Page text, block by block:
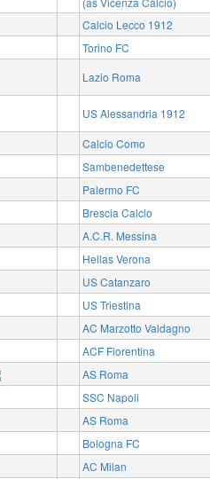
Calcio Lecco 1912
Torino FC
Lazio Roma
US Alessandria 1912
Calcio Como
Sambenedettese
Palermo FC
Brescia Calcio
A.C.R. Messina
Hellas Verona
US Catanzaro
US Triestina
AC Marzotto Valdagno
ACF Fiorentina
AS Roma
SSC Napoli
AS Roma
Bologna FC
AC Milan